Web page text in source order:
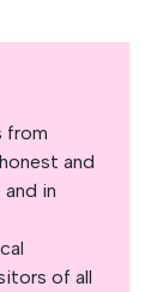
from
and
in
of all